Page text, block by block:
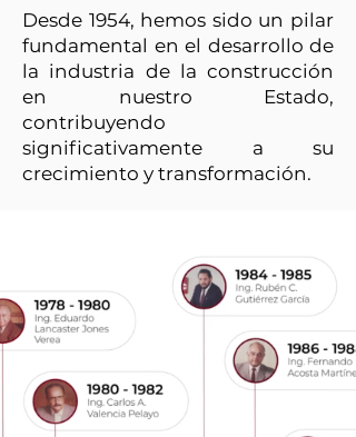
Desde 1954, hemos sido un pilar
fundamental en el desarrollo de
la industria de la construcción
en nuestro Estado,
contribuyendo
significativamente a su
crecimiento y transformación.